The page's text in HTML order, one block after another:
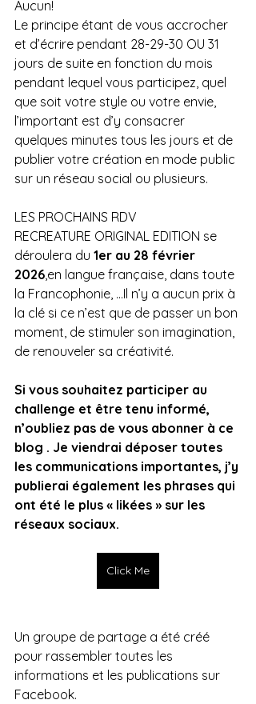
Aucun!
Le principe étant de vous accrocher
et d’écrire pendant 28-29-30 OU 31
jours de suite en fonction du mois
pendant lequel vous participez, quel
que soit votre style ou votre envie,
l’important est d’y consacrer
quelques minutes tous les jours et de
publier votre création en mode public
sur un réseau social ou plusieurs.
LES PROCHAINS RDV
RECREATURE ORIGINAL EDITION se
déroulera du 1er au 28 février
2026 ,en langue française, dans toute
la Francophonie, …Il n’y a aucun prix à
la clé si ce n’est que de passer un bon
moment, de stimuler son imagination,
de renouveler sa créativité.
Si vous souhaitez participer au
challenge et être tenu informé,
n’oubliez pas de vous abonner à ce
blog . Je viendrai déposer toutes
les communications importantes, j’y
publierai également les phrases qui
ont été le plus « likées » sur les
réseaux sociaux.
Click Me
Un groupe de partage a été créé
pour rassembler toutes les
informations et les publications sur
Facebook.